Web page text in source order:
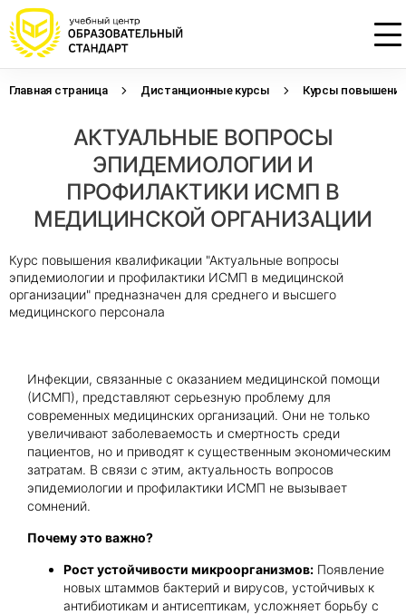
Главная страница Дистанционные курсы Курсы повышения
АКТУАЛЬНЫЕ ВОПРОСЫ
ЭПИДЕМИОЛОГИИ И
ПРОФИЛАКТИКИ ИСМП В
МЕДИЦИНСКОЙ ОРГАНИЗАЦИИ
Курс повышения квалификации "Актуальные вопросы
эпидемиологии и профилактики ИСМП в медицинской
организации" предназначен для среднего и высшего
медицинского персонала
Инфекции, связанные с оказанием медицинской помощи
(ИСМП), представляют серьезную проблему для
современных медицинских организаций. Они не только
увеличивают заболеваемость и смертность среди
пациентов, но и приводят к существенным экономическим
затратам. В связи с этим, актуальность вопросов
эпидемиологии и профилактики ИСМП не вызывает
сомнений.
Почему это важно?
Рост устойчивости микроорганизмов: Появление
новых штаммов бактерий и вирусов, устойчивых к
антибиотикам и антисептикам, усложняет борьбу с
Оставьте свои данные, наши специалисты
свяжутся с Вами
Приложите документы
Получить консультацию
Оставьте свои данные, наши специалисты
свяжутся с Вами
Приложите документы
начислением баллов 14 ЗЕТ
Оставьте свои данные, наши специалисты
проконсультируют Вас
Получить консультацию
Даю согласие на
данныхиe-mail рассылку